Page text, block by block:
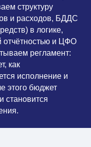
структуру
и расходов, БДДС
в логике,
отчётностью и ЦФО
регламент:
как
исполнение и
этого бюджет
становится